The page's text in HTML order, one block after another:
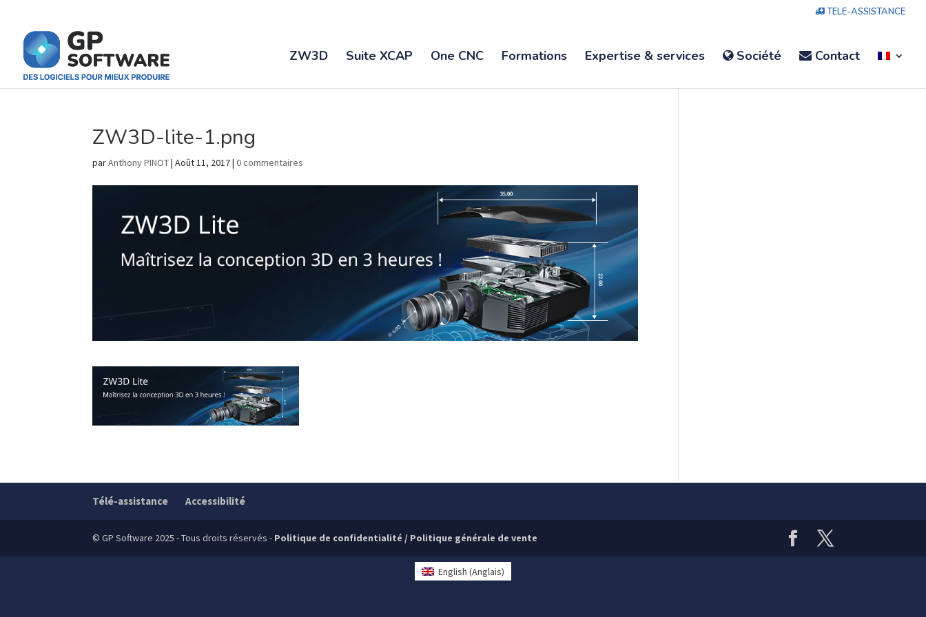
TELE-ASSISTANCE
ZW3D Suite XCAP One CNC Formations Expertise & services Société Contact
ZW3D-lite-1.png
parAnthony PINOT|Août 11, 2017|0 commentaires
Télé-assistance Accessibilité
© GP Software 2025 - Tous droits réservés - Politique de confidentialité / Politique générale de vente
English (Anglais)